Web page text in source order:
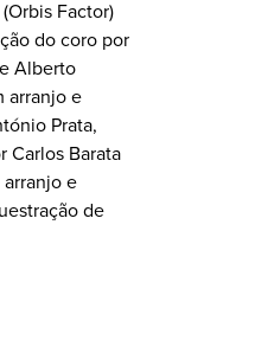
Factor)
do coro por
Alberto
arranjo e
Prata,
Carlos Barata
e
de